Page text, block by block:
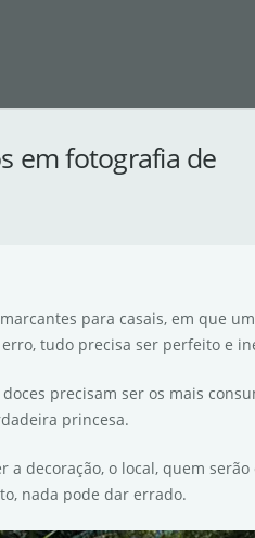
em fotografia de
para casais, em que
tudo precisa ser perfeito e
precisam ser os mais
princesa.
a decoração, o local, quem
nada pode dar errado.